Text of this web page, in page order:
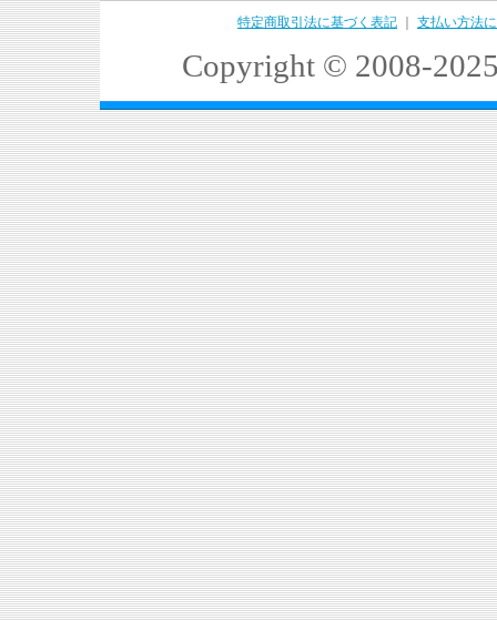
特定商取引法に基づく表記 支払い方法
Copyright © 2008-